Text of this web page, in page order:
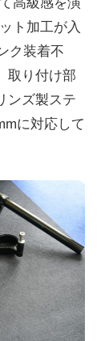
ト加工が入
ク装着不
取り付け部
ンズ製ステ
に対応して